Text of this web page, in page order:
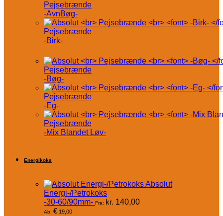
Pejsebrænde
-AvnBøg-
Pejsebrænde
-Birk-
Pejsebrænde
-Bøg-
Pejsebrænde
-Eg-
Pejsebrænde
-Mix Blandet Løv-
Energikoks
Absolut
Energi-/Petrokoks
-30-60/90mm- Fra: kr. 140,00
Ab: € 19,00